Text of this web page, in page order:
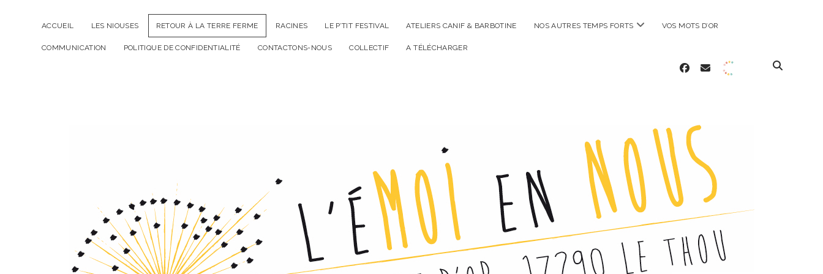
ACCUEIL LES NIOUSES RETOUR À LA TERRE FERME RACINES LE P’TIT FESTIVAL ATELIERS CANIF & BARBOTINE NOS AUTRES TEMPS FORTS ouvrir
VOS MOTS D’OR
COMMUNICATION POLITIQUE DE CONFIDENTIALITÉ CONTACTONS-NOUS COLLECTIF A TÉLÉCHARGER
facebook
email OUAAA
en
Nous